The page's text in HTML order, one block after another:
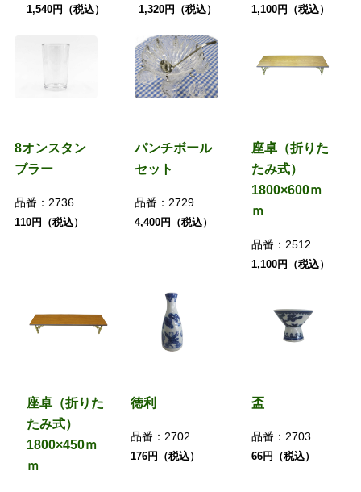
1,540円（税込） 1,320円（税込） 1,100円（税込）
8オンスタン
ブラー
品番： 2736
110円（税込）
パンチボール
セット
品番：2729
4,400円（税込）
座卓（折りた
たみ式）
1800×600ｍ
ｍ
品番：2512
1,100円（税込）
座卓（折りた
たみ式）
1800×450ｍ
ｍ
徳利
品番：2702
176円（税込）
盃
品番：2703
66円（税込）